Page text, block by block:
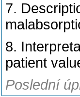
7.
8.
patient
Poslední